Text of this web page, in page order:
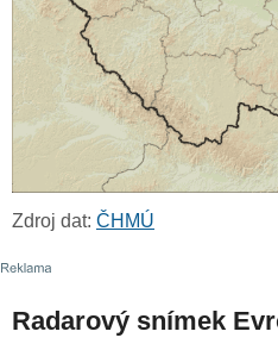
Zdroj dat: ČHMÚ
Radarový snímek